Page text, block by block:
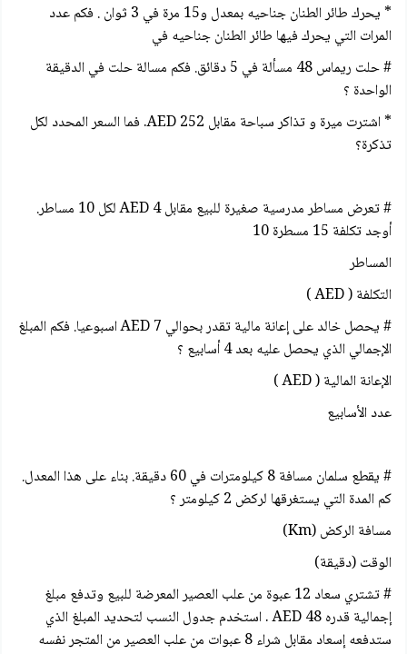
* يحرك طائر الطنان جناحيه بمعدل و15 مرة في 3 ثوان . فكم عدد
المرات التي يحرك فيها طائر الطنان جناحيه في
# حلت ريماس 48 مسألة في 5 دقائق. فكم مسالة حلت في الدقيقة
الواحدة ؟
* اشترت ميرة و تذاكر سباحة مقابل 252 AED. فما السعر المحدد لكل
تذكرة؟
# تعرض مساطر مدرسية صغيرة للبيع مقابل 4 AED لكل 10 مساطر.
أوجد تكلفة 15 مسطرة 10
المساطر
التكلفة ( AED )
# يحصل خالد على إعانة مالية تقدر بحوالي 7 AED اسبوعيا. فكم المبلغ
الإجمالي الذي يحصل عليه بعد 4 أسابيع ؟
الإعانة المالية ( AED )
عدد الأسابيع
# يقطع سلمان مسافة 8 كيلومترات في 60 دقيقة. بناء على هذا المعدل.
كم المدة التي يستغرقها لركض 2 کیلومتر ؟
مسافة الركض (Km)
الوقت (دقيقة)
# تشتري سعاد 12 عبوة من علب العصير المعرضة للبيع وتدفع مبلغ
إجمالية قدره 48 AED . استخدم جدول النسب لتحديد المبلغ الذي
ستدفعه إسعاد مقابل شراء 8 عبوات من علب العصير من المتجر نفسه